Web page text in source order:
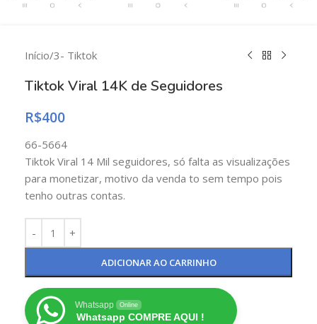
Início/3- Tiktok
Tiktok Viral 14K de Seguidores
R$400
66-5664
Tiktok Viral 14 Mil seguidores, só falta as visualizações
para monetizar, motivo da venda to sem tempo pois
tenho outras contas.
ADICIONAR AO CARRINHO
Whatsapp Online
Whatsapp COMPRE AQUI !